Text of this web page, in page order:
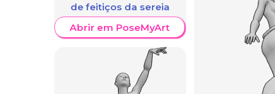
de feitiços da sereia
Abrir em PoseMyArt